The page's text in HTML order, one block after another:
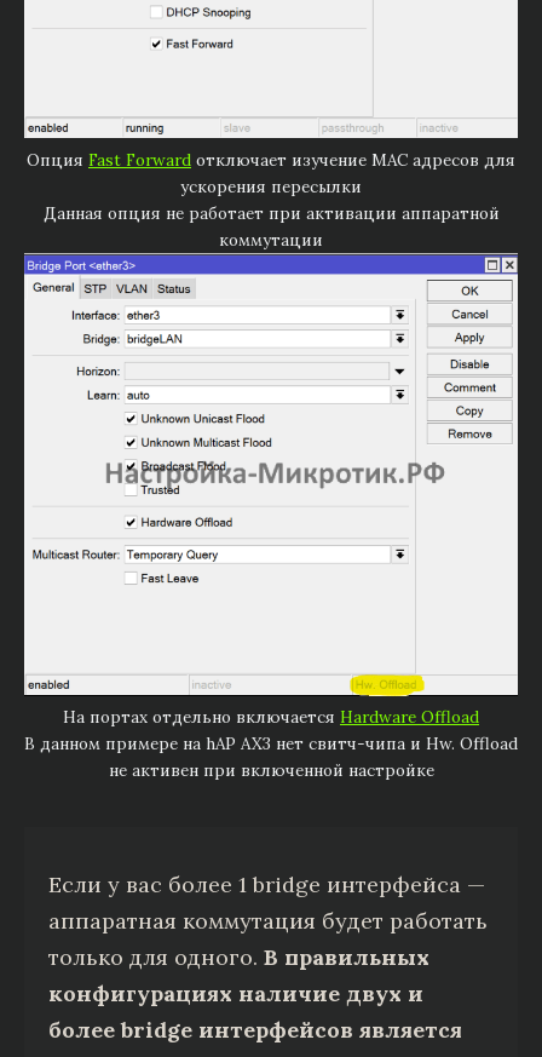
Опция Fast Forward отключает изучение MAC адресов для
ускорения пересылки
Данная опция не работает при активации аппаратной
коммутации
На портах отдельно включается Hardware Offload
В данном примере на hAP AX3 нет свитч-чипа и Hw. Offload
не активен при включенной настройке
Если у вас более 1 bridge интерфейса —
аппаратная коммутация будет работать
только для одного. В правильных
конфигурациях наличие двух и
более bridge интерфейсов является